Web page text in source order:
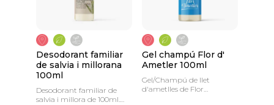
Desodorant familiar
de salvia i millorana
100ml
Desodorant familiar de
salvia i millora de 100ml.
Gel champú Flor d'
Ametler 100ml
Gel/Champú de llet
d'ametlles de Flor